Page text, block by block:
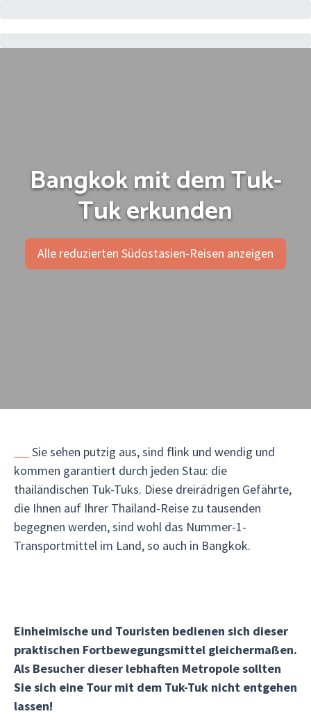
Bangkok mit dem Tuk-
Tuk erkunden
Alle reduzierten Südostasien-Reisen anzeigen
Sie sehen putzig aus, sind flink und wendig und
kommen garantiert durch jeden Stau: die
thailändischen Tuk-Tuks. Diese dreirädrigen Gefährte,
die Ihnen auf Ihrer Thailand-Reise zu tausenden
begegnen werden, sind wohl das Nummer-1-
Transportmittel im Land, so auch in Bangkok.
Einheimische und Touristen bedienen sich dieser
praktischen Fortbewegungsmittel gleichermaßen.
Als Besucher dieser lebhaften Metropole sollten
Sie sich eine Tour mit dem Tuk-Tuk nicht entgehen
lassen!